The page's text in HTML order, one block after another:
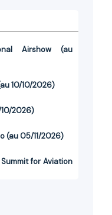
Airshow (au
10/10/2026)
2026)
(au 05/11/2026)
for Aviation